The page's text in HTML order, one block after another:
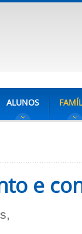
ALUNOS
e